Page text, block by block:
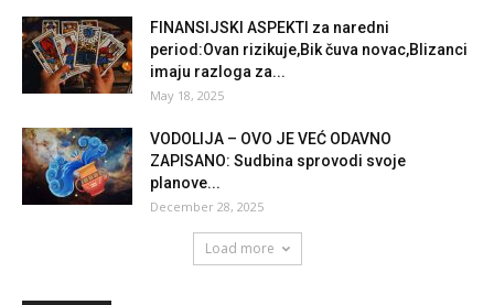
FINANSIJSKI ASPEKTI za naredni
period:Ovan rizikuje,Bik čuva novac,Blizanci
imaju razloga za...
May 18, 2025
VODOLIJA – OVO JE VEĆ ODAVNO
ZAPISANO: Sudbina sprovodi svoje
planove...
December 28, 2025
Load more